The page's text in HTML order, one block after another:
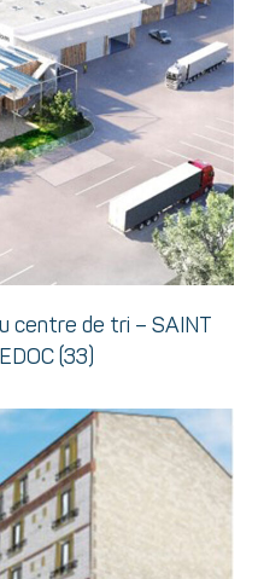
centre de tri – SAINT
(33)